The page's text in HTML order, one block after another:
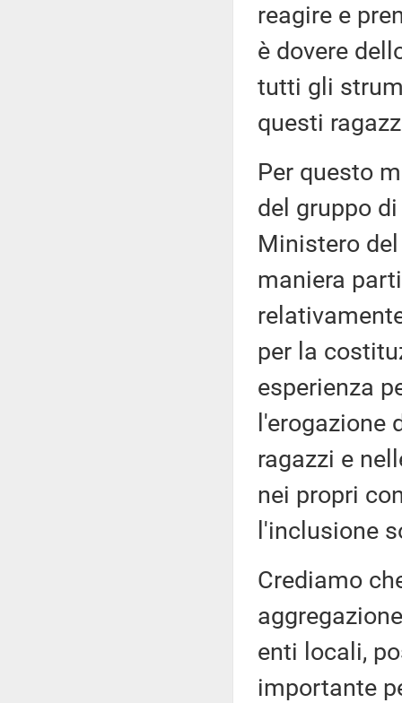
reagire e
è dovere
tutti gli
questi
Per questo
del gruppo
Ministero
maniera
per la
esperienza
l'erogazione
ragazzi e
nei propri
l'inclusione
Crediamo
enti locali,
importante